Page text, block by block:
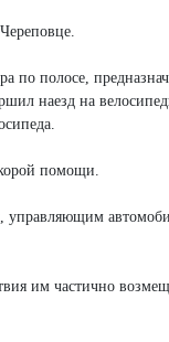
по полосе,
наезд на
помощи.
им частично